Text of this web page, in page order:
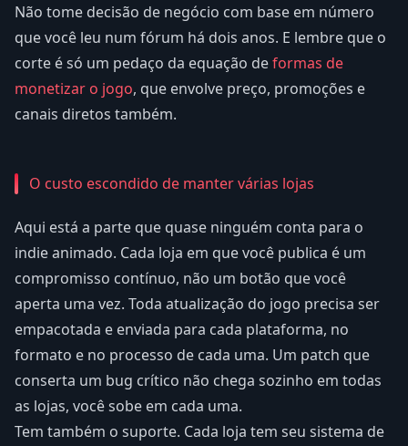
Não tome decisão de negócio com base em número
que você leu num fórum há dois anos. E lembre que o
corte é só um pedaço da equação deformas de
monetizar o jogo, que envolve preço, promoções e
canais diretos também.
O custo escondido de manter várias lojas
Aqui está a parte que quase ninguém conta para o
indie animado. Cada loja em que você publica é um
compromisso contínuo, não um botão que você
aperta uma vez. Toda atualização do jogo precisa ser
empacotada e enviada para cada plataforma, no
formato e no processo de cada uma. Um patch que
conserta um bug crítico não chega sozinho em todas
as lojas, você sobe em cada uma.
Tem também o suporte. Cada loja tem seu sistema de